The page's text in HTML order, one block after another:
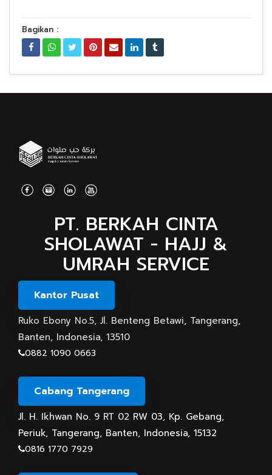
Bagikan :
PT. BERKAH CINTA
SHOLAWAT - HAJJ &
UMRAH SERVICE
Kantor Pusat
Ruko Ebony No.5, Jl. Benteng Betawi, Tangerang,
Banten, Indonesia, 13510
0882 1090 0663
Cabang Tangerang
Jl. H. Ikhwan No. 9 RT 02 RW 03, Kp. Gebang,
Periuk, Tangerang, Banten, Indonesia, 15132
0816 1770 7929